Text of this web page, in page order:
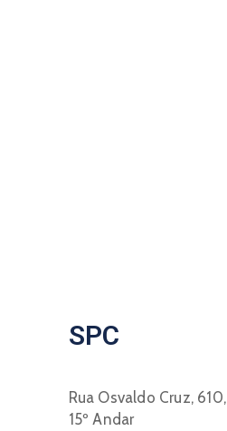
SPC
Rua Osvaldo Cruz, 610,
15º Andar